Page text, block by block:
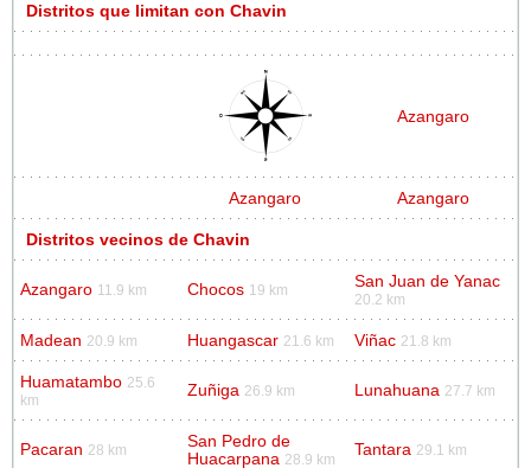
Distritos que limitan con Chavin
Azangaro
Azangaro Azangaro
Distritos vecinos de Chavin
Azangaro 11.9 km Chocos 19 km San Juan de Yanac
20.2 km
Madean 20.9 km Huangascar 21.6 km Viñac 21.8 km
Huamatambo 25.6
km
Zuñiga 26.9 km Lunahuana 27.7 km
Pacaran 28 km
San Pedro de
Huacarpana 28.9 km
Tantara 29.1 km